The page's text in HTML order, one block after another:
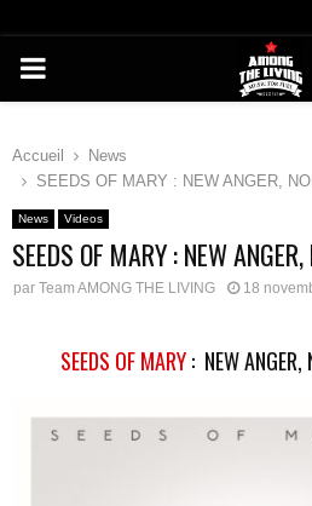
PRIMARY
Accueil
News
SEEDS OF MARY : NEW ANGER,
News Videos
SEEDS OF MARY : NEW
par Team AMONG THE LIVING 18
SEEDS OF MARY: NEW ANGER,